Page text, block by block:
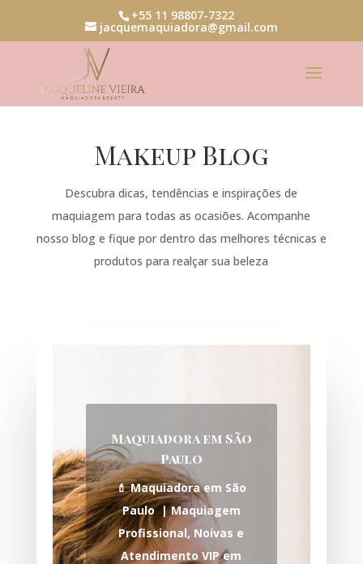
+55 11 98807-7322
jacquemaquiadora@gmail.com
Makeup Blog
Descubra dicas, tendências e inspirações de
maquiagem para todas as ocasiões. Acompanhe
nosso blog e fique por dentro das melhores técnicas e
produtos para realçar sua beleza
Maquiadora em São
Paulo
💄 Maquiadora em São
Paulo | Maquiagem
Profissional, Noivas e
Atendimento VIP em